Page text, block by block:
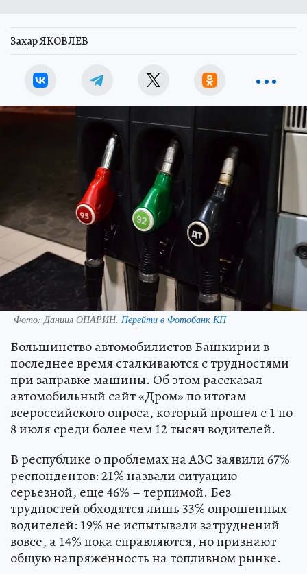
Захар ЯКОВЛЕВ
Фото: Даниил ОПАРИН. Перейти в Фотобанк КП
Большинство автомобилистов Башкирии в
последнее время сталкиваются с трудностями
при заправке машины. Об этом рассказал
автомобильный сайт «Дром» по итогам
всероссийского опроса, который прошел с 1 по
8 июля среди более чем 12 тысяч водителей.
В республике о проблемах на АЗС заявили 67%
респондентов: 21% назвали ситуацию
серьезной, еще 46% – терпимой. Без
трудностей обходятся лишь 33% опрошенных
водителей: 19% не испытывали затруднений
вовсе, а 14% пока справляются, но признают
общую напряженность на топливном рынке.